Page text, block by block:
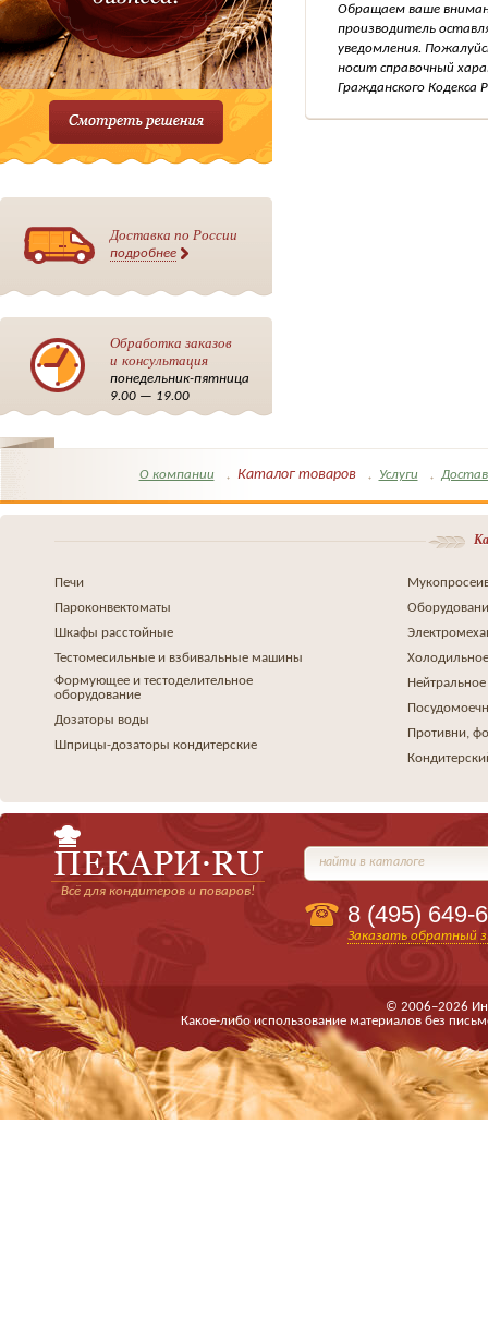
Обращаем ваше
производитель
уведомления.
носит справочный
Гражданского Кодекса
Доставка по России
подробнее
Обработка заказов
и консультация
понедельник-пятница
9.00 — 19.00
О компании Каталог товаров Услуги
Печи
Пароконвектоматы
Шкафы расстойные
Тестомесильные и взбивальные машины
Формующее и тестоделительное
оборудование
Дозаторы воды
Шприцы-дозаторы кондитерские
Противни,
Всё для кондитеров и поваров!
найти в каталоге
8 (495) 649-
Заказать обратный
© 2006–2026
Какое-либо использование материалов без